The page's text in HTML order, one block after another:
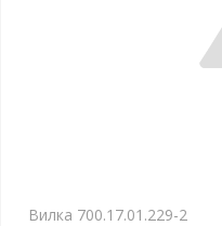
Вилка 700.17.01.229-2